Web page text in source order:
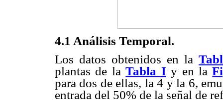
4.1 Análisis Temporal.
Los datos obtenidos en la
plantas de laTabla I y en la
para dos de ellas, la 4 y la 6,
entrada del 50% de la señal de